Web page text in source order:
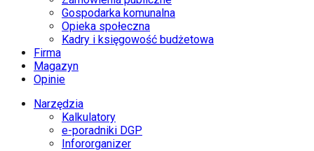
Gospodarka komunalna
Opieka społeczna
Kadry i księgowość budżetowa
Firma
Magazyn
Opinie
Narzędzia
Kalkulatory
e-poradniki DGP
Infororganizer